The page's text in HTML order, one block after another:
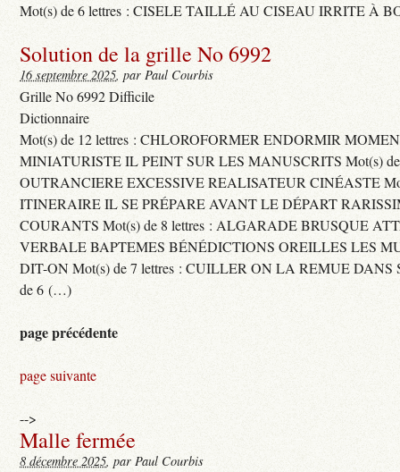
Mot(s) de 6 lettres : CISELE TAILLÉ AU CISEAU IRRITE À
Solution de la grille No 6992
16 septembre 2025, par Paul Courbis
Grille No 6992 Difficile
Dictionnaire
Mot(s) de 12 lettres : CHLOROFORMER ENDORMIR
MINIATURISTE IL PEINT SUR LES MANUSCRITS Mot(s) de
OUTRANCIERE EXCESSIVE REALISATEUR CINÉASTE
ITINERAIRE IL SE PRÉPARE AVANT LE DÉPART
COURANTS Mot(s) de 8 lettres : ALGARADE BRUSQUE
VERBALE BAPTEMES BÉNÉDICTIONS OREILLES LES
DIT-ON Mot(s) de 7 lettres : CUILLER ON LA REMUE DANS
de 6 (…)
page précédente
page suivante
-->
Malle fermée
8 décembre 2025, par Paul Courbis